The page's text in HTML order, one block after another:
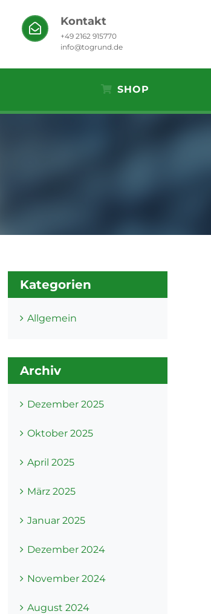
Kontakt
+49 2162 915770
info@togrund.de
SHOP
Kategorien
Allgemein
Archiv
Dezember 2025
Oktober 2025
April 2025
März 2025
Januar 2025
Dezember 2024
November 2024
August 2024